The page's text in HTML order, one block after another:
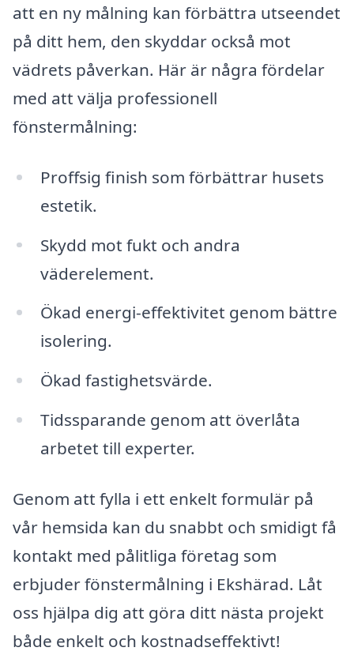
att en ny målning kan förbättra utseendet
på ditt hem, den skyddar också mot
vädrets påverkan. Här är några fördelar
med att välja professionell
fönstermålning:
Proffsig finish som förbättrar husets
estetik.
Skydd mot fukt och andra
väderelement.
Ökad energi-effektivitet genom bättre
isolering.
Ökad fastighetsvärde.
Tidssparande genom att överlåta
arbetet till experter.
Genom att fylla i ett enkelt formulär på
vår hemsida kan du snabbt och smidigt få
kontakt med pålitliga företag som
erbjuder fönstermålning i Ekshärad. Låt
oss hjälpa dig att göra ditt nästa projekt
både enkelt och kostnadseffektivt!